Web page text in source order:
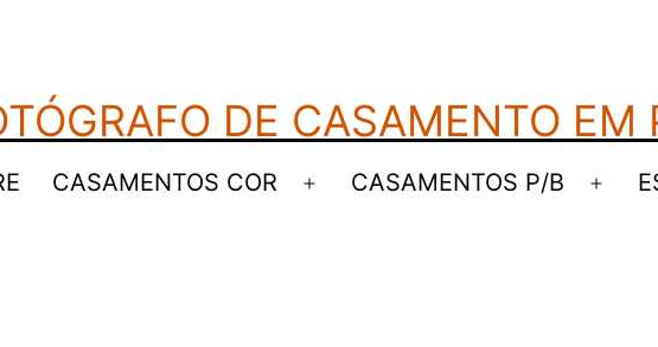
DE CASAMENTO EM
CASAMENTOS COR
Abrir
CASAMENTOS P/B
Abrir